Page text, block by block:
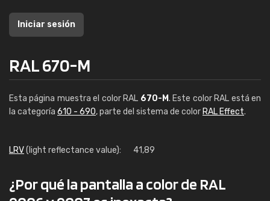
Iniciar sesión
RAL 670-M
Esta página muestra el color RAL 670-M. Este color RAL está en
la categoría 610 - 690, parte del sistema de color RAL Effect.
LRV(light reflectance value): 41,89
¿Por qué la pantalla a color de RAL